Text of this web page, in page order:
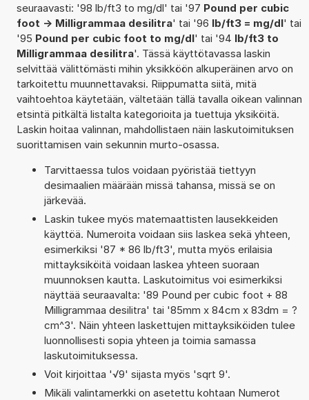
seuraavasti: '98 lb/ft3 to mg/dl' tai '97 Pound per cubic
foot -> Milligrammaa desilitra' tai '96 lb/ft3 = mg/dl' tai
'95 Pound per cubic foot to mg/dl' tai '94 lb/ft3 to
Milligrammaa desilitra'. Tässä käyttötavassa laskin
selvittää välittömästi mihin yksikköön alkuperäinen arvo on
tarkoitettu muunnettavaksi. Riippumatta siitä, mitä
vaihtoehtoa käytetään, vältetään tällä tavalla oikean valinnan
etsintä pitkältä listalta kategorioita ja tuettuja yksiköitä.
Laskin hoitaa valinnan, mahdollistaen näin laskutoimituksen
suorittamisen vain sekunnin murto-osassa.
Tarvittaessa tulos voidaan pyöristää tiettyyn
desimaalien määrään missä tahansa, missä se on
järkevää.
Laskin tukee myös matemaattisten lausekkeiden
käyttöä. Numeroita voidaan siis laskea sekä yhteen,
esimerkiksi '87 * 86 lb/ft3', mutta myös erilaisia
mittayksiköitä voidaan laskea yhteen suoraan
muunnoksen kautta. Laskutoimitus voi esimerkiksi
näyttää seuraavalta: '89 Pound per cubic foot + 88
Milligrammaa desilitra' tai '85mm x 84cm x 83dm = ?
cm^3'. Näin yhteen laskettujen mittayksiköiden tulee
luonnollisesti sopia yhteen ja toimia samassa
laskutoimituksessa.
Voit kirjoittaa '√9' sijasta myös 'sqrt 9'.
Mikäli valintamerkki on asetettu kohtaan Numerot